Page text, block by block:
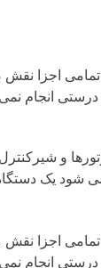
تمامی اجزا‌‌‌
انجام
و
شود یک
تمامی اجزا‌‌‌
انجام